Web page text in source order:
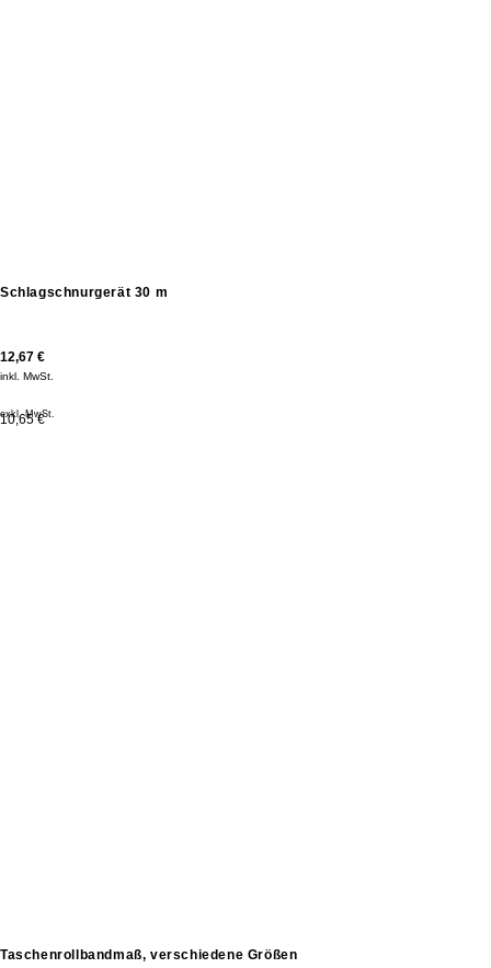
Schlagschnurgerät 30 m
12,67 €
inkl. MwSt.
10,65 €
exkl. MwSt.
Taschenrollbandmaß, verschiedene Größen